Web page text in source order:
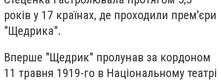
років у 17 країнах, де проходили прем'єри
"Щедрика".
Вперше "Щедрик" пролунав за кордоном
11 травня 1919-го в Національному театрі